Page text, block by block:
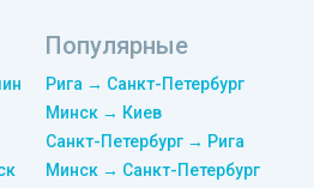
Популярные
Рига → Санкт-Петербург
Минск → Киев
Санкт-Петербург → Рига
Минск → Санкт-Петербург